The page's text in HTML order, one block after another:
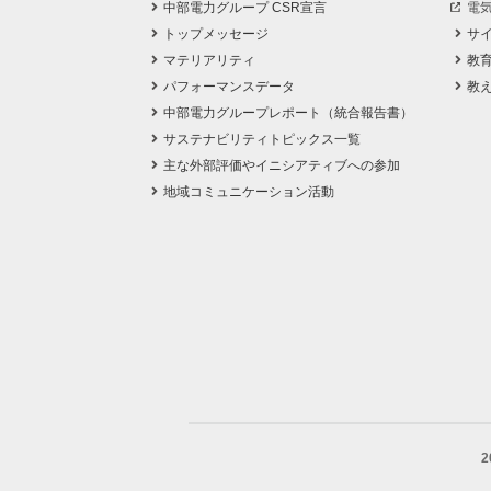
中部電力グループ CSR宣言
トップメッセージ
マテリアリティ
パフォーマンスデータ
中部電力グループレポート（統合報告書）
サステナビリティトピックス一覧
主な外部評価やイニシアティブへの参加
地域コミュニケーション活動
電
サ
教
教